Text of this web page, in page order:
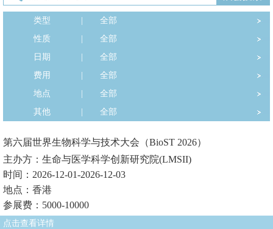
类型
全部
性质
全部
日期
全部
费用
全部
地点
全部
其他
全部
第六届世界生物科学与技术大会（BioST 2026）
主办方：生命与医学科学创新研究院(LMSII)
时间：2026-12-01-2026-12-03
地点：香港
参展费：5000-10000
点击查看详情